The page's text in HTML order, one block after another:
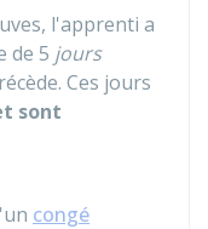
l'apprenti a
de 5 jours
Ces jours
sont
congé